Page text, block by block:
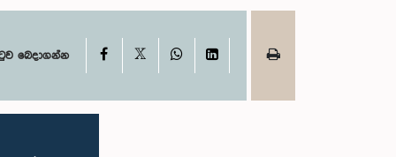
බෙදාගන්න Facebook WhatsAppLinkedIn